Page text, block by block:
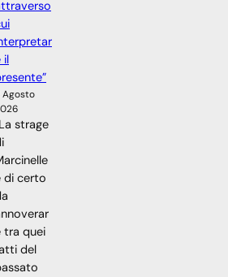
il
Agosto
strage
di certo
tra quei
del